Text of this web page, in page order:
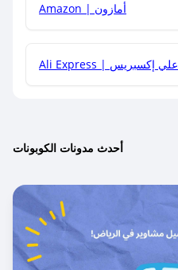
Amazon | أمازون
Ali Express | علي إكسبريس
أحدث مدونات الكوبونات